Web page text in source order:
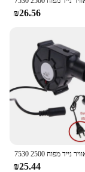
₪26.56
₪25.44